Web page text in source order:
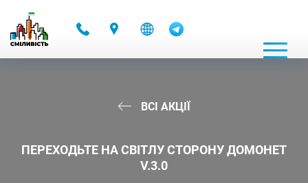
ВСІ АКЦІЇ
ПЕРЕХОДЬТЕ НА СВІТЛУ СТОРОНУ ДОМОНЕТ
V.3.0